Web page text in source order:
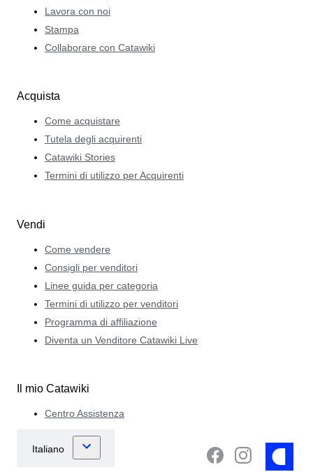
Lavora con noi
Stampa
Collaborare con Catawiki
Acquista
Come acquistare
Tutela degli acquirenti
Catawiki Stories
Termini di utilizzo per Acquirenti
Vendi
Come vendere
Consigli per venditori
Linee guida per categoria
Termini di utilizzo per venditori
Programma di affiliazione
Diventa un Venditore Catawiki Live
Il mio Catawiki
Centro Assistenza